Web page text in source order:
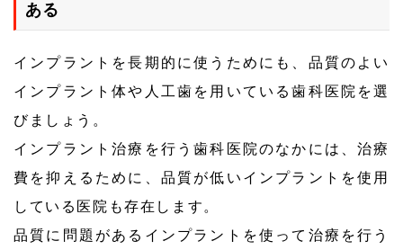
ある
インプラントを長期的に使うためにも、品質のよい
インプラント体や人工歯を用いている歯科医院を選
びましょう。
インプラント治療を行う歯科医院のなかには、治療
費を抑えるために、品質が低いインプラントを使用
している医院も存在します。
品質に問題があるインプラントを使って治療を行う